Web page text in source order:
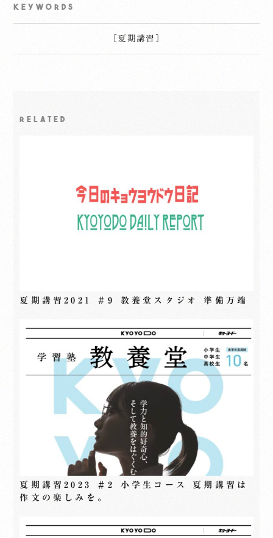
KEYWORDS
夏期講習
RELATED
夏期講習2021 ＃9 教養堂スタジオ 準備万端
夏期講習2023 ＃2 小学生コース 夏期講習は
作文の楽しみを。